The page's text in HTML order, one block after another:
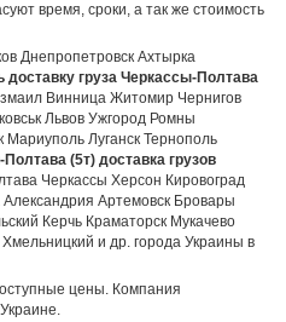
время, сроки, а так же стоимость
Днепропетровск Ахтырка
доставку груза Черкассы-Полтава
Винница Житомир Чернигов
Львов Ужгород Ромны
Луганск Тернополь
(5т) доставка грузов
Черкассы Херсон Кировоград
Артемовск Бровары
Керчь Краматорск Мукачево
и др. города Украины в
цены. Компания